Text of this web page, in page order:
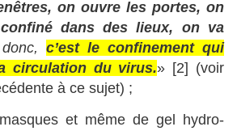
on ouvre les portes, on
dans des lieux, on va
c’est le confinement qui
circulation du virus.» [2] (voir
à ce sujet) ;
et même de gel hydro-